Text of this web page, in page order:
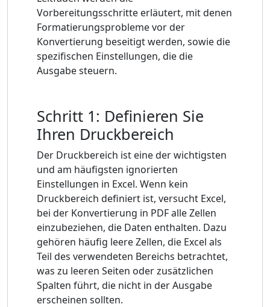
Vorbereitungsschritte erläutert, mit denen
Formatierungsprobleme vor der
Konvertierung beseitigt werden, sowie die
spezifischen Einstellungen, die die
Ausgabe steuern.
Schritt 1: Definieren Sie
Ihren Druckbereich
Der Druckbereich ist eine der wichtigsten
und am häufigsten ignorierten
Einstellungen in Excel. Wenn kein
Druckbereich definiert ist, versucht Excel,
bei der Konvertierung in PDF alle Zellen
einzubeziehen, die Daten enthalten. Dazu
gehören häufig leere Zellen, die Excel als
Teil des verwendeten Bereichs betrachtet,
was zu leeren Seiten oder zusätzlichen
Spalten führt, die nicht in der Ausgabe
erscheinen sollten.